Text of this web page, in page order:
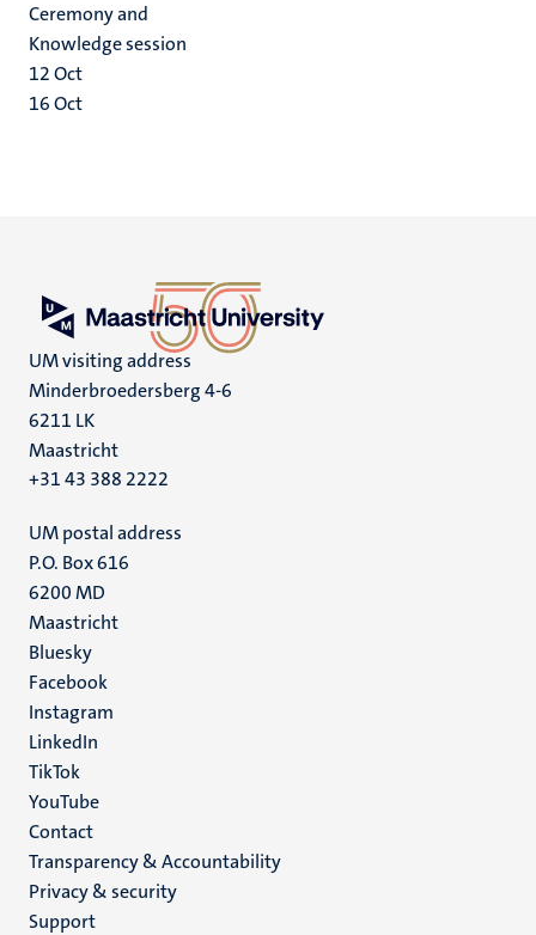
Ceremony and
Knowledge session
12Oct
16Oct
UM visiting address
Minderbroedersberg 4-6
6211 LK
Maastricht
+31 43 388 2222
UM postal address
P.O. Box 616
6200 MD
Maastricht
Social
media
Bluesky
Facebook
Instagram
LinkedIn
TikTok
YouTube
Menu
footer
(EN)
Contact
Transparency & Accountability
Privacy & security
Support